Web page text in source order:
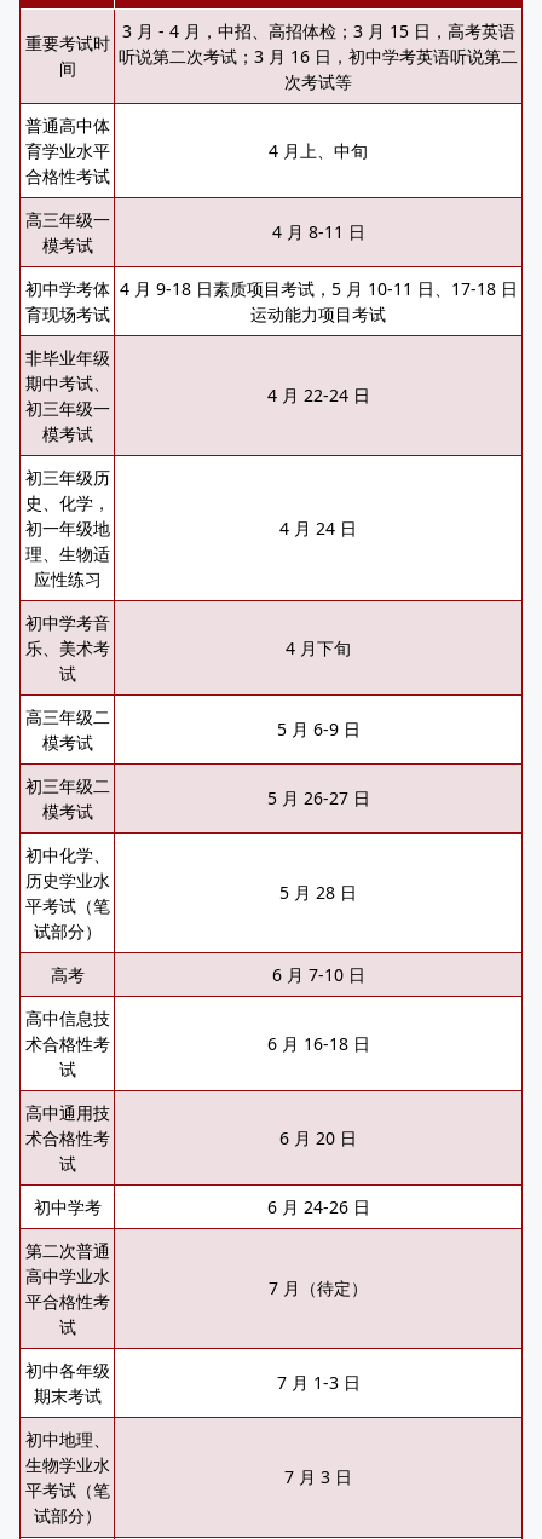
重要考试时
间
3 月 - 4 月，中招、高招体检；3 月 15 日，高考英语
听说第二次考试；3 月 16 日，初中学考英语听说第二
次考试等
普通高中体
育学业水平
合格性考试
4 月上、中旬
高三年级一
模考试
4 月 8-11 日
初中学考体
育现场考试
4 月 9-18 日素质项目考试，5 月 10-11 日、17-18 日
运动能力项目考试
非毕业年级
期中考试、
初三年级一
模考试
4 月 22-24 日
初三年级历
史、化学，
初一年级地
理、生物适
应性练习
4 月 24 日
初中学考音
乐、美术考
试
4 月下旬
高三年级二
模考试
5 月 6-9 日
初三年级二
模考试
5 月 26-27 日
初中化学、
历史学业水
平考试（笔
试部分）
5 月 28 日
高考
6 月 7-10 日
高中信息技
术合格性考
试
6 月 16-18 日
高中通用技
术合格性考
试
6 月 20 日
初中学考
6 月 24-26 日
第二次普通
高中学业水
平合格性考
试
7 月（待定）
初中各年级
期末考试
7 月 1-3 日
初中地理、
生物学业水
平考试（笔
试部分）
7 月 3 日